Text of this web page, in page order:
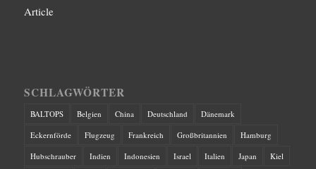
Article
SCHLAGWÖRTER
BALTOPS Belgien China Deutschland
Dänemark
Eckernförde
Flugzeug Frankreich Großbritannien
Hamburg
Hubschrauber
Indien Indonesien Israel Italien Japan
Kiel